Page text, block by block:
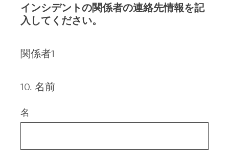
インシデントの関係者の連絡先情報を記
入してください。
関係者1
Question
10. 名前
名